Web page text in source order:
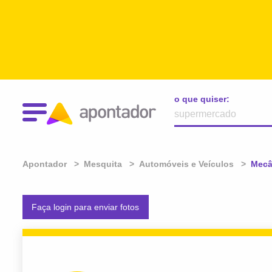
o que quiser:
Apontador Mesquita Automóveis e Veículos
Faça login para enviar fotos